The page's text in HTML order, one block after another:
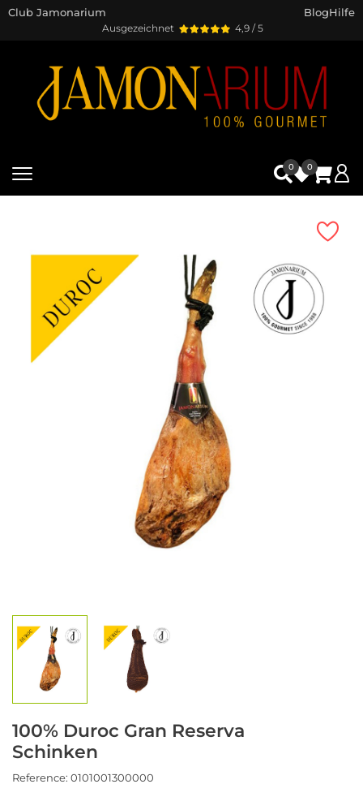
Ausgezeichnet 4,9 / 5
Club Jamonarium BlogHilfe
0 0
100% Duroc Gran Reserva
Schinken
Reference: 0101001300000